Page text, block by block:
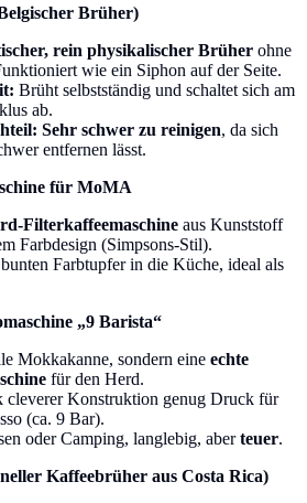
Brüher)
rein physikalischer Brüher ohne
wie ein Siphon auf der Seite.
Brüht selbstständig und schaltet sich am
ab.
Sehr schwer zu reinigen, da sich
entfernen lässt.
für MoMA
Filterkaffeemaschine aus Kunststoff
Farbdesign (Simpsons-Stil).
Farbtupfer in die Küche, ideal als
„9 Barista“
Mokkakanne, sondern eine echte
für den Herd.
cleverer Konstruktion genug Druck für
(ca. 9 Bar).
oder Camping, langlebig, aberteuer.
Kaffeebrüher aus Costa Rica)